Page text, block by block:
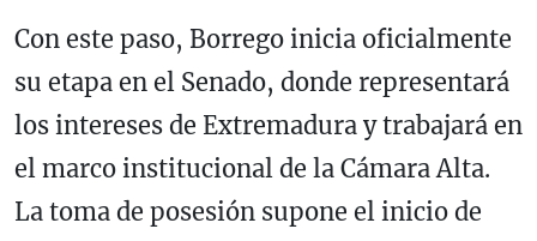
Con este paso, Borrego inicia oficialmente
su etapa en el Senado, donde representará
los intereses de Extremadura y trabajará en
el marco institucional de la Cámara Alta.
La toma de posesión supone el inicio de